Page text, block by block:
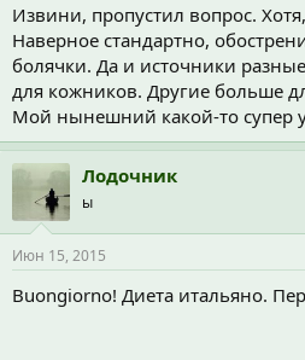
Извини, пропустил вопрос.
Наверное стандартно,
болячки. Да и источники
для кожников. Другие больше
Мой нынешний какой-то супер
Лодочник
ы
Июн 15, 2015
Buongiorno! Диета итальяно.